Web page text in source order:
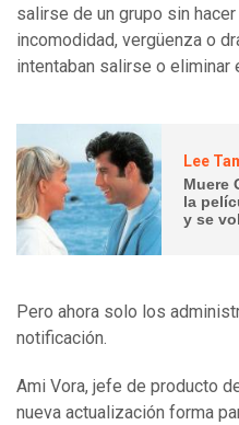
salirse de un grupo sin
incomodidad, vergüenza o
intentaban salirse o eliminar
Lee
Muere
la
y se
Pero ahora solo los
notificación.
Ami Vora, jefe de producto
nueva actualización forma